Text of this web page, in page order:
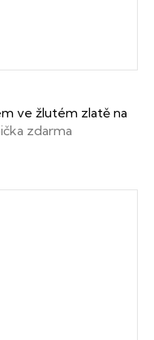
ve žlutém zlatě na
zdarma